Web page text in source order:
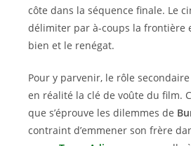
côte dans la séquence finale. Le
délimiter par à-coups la frontière
bien et le renégat.
Pour y parvenir, le rôle secondaire
en réalité la clé de voûte du film.
que s’éprouve les dilemmes de
contraint d’emmener son frère